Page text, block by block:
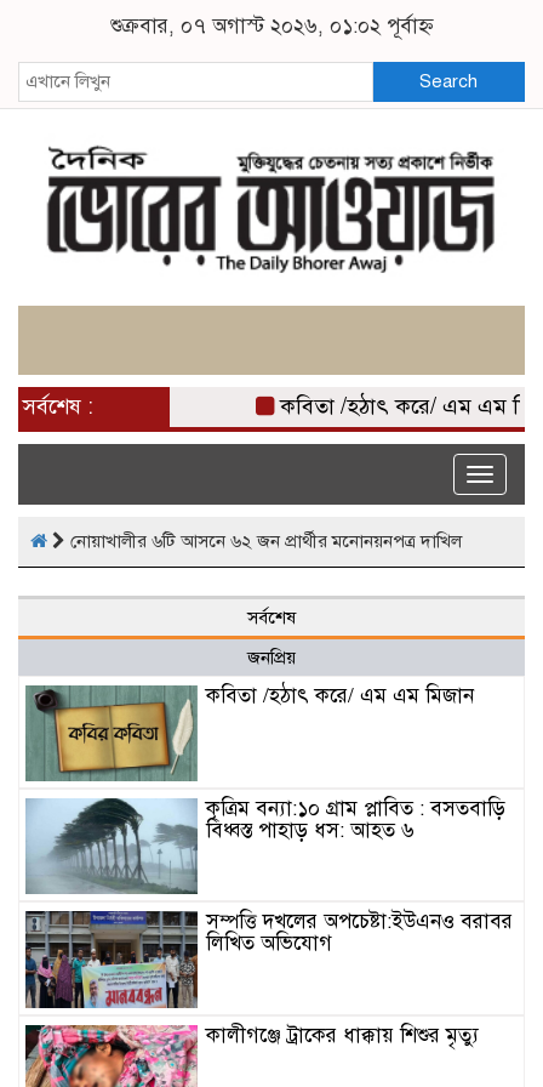
শুক্রবার, ০৭ অগাস্ট ২০২৬, ০১:০২ পূর্বাহ্ন
Search
সর্বশেষ : কবিতা /হঠাৎ করে/ এম এম
Toggle
নোয়াখালীর ৬টি আসনে ৬২ জন প্রার্থীর মনোনয়নপত্র দাখিল
সর্বশেষ
জনপ্রিয়
কবিতা /হঠাৎ করে/ এম এম মিজান
কৃত্রিম বন্যা:১০ গ্রাম প্লাবিত : বসতবাড়ি
বিধ্বস্ত পাহাড় ধস: আহত ৬
সম্পত্তি দখলের অপচেষ্টা:ইউএনও বরাবর
লিখিত অভিযোগ
কালীগঞ্জে ট্রাকের ধাক্কায় শিশুর মৃত্যু